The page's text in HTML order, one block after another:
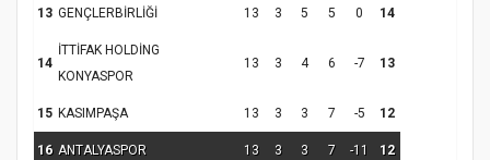
Samsun Atakum’da Ayasofya Camii
Türkiye’de insanlar dinle bağlarını
13 GENÇLERBİRLİĞİ 13 3 5 5 0 14
14
İTTİFAK HOLDİNG
KONYASPOR
13 3 4 6 -7 13
15 KASIMPAŞA 13 3 3 7 -5 12
16 ANTALYASPOR 13 3 3 7 -11 12